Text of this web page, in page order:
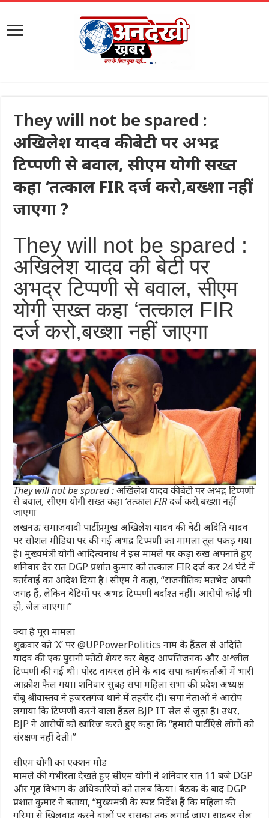
They will not be spared :
अखिलेश यादव की बेटी पर अभद्र
टिप्पणी से बवाल, सीएम योगी सख्त
कहा ‘तत्काल FIR दर्ज करो,बख्शा नहीं
जाएगा ?
They will not be spared :
अखिलेश यादव की बेटी पर
अभद्र टिप्पणी से बवाल, सीएम
योगी सख्त कहा ‘तत्काल FIR
दर्ज करो,बख्शा नहीं जाएगा
They will not be spared : अखिलेश यादव की बेटी पर अभद्र टिप्पणी
से बवाल, सीएम योगी सख्त कहा ‘तत्काल FIR दर्ज करो,बख्शा नहीं
जाएगा
लखनऊ समाजवादी पार्टी प्रमुख अखिलेश यादव की बेटी अदिति यादव
पर सोशल मीडिया पर की गई अभद्र टिप्पणी का मामला तूल पकड़ गया
है। मुख्यमंत्री योगी आदित्यनाथ ने इस मामले पर कड़ा रुख अपनाते हुए
शनिवार देर रात DGP प्रशांत कुमार को तत्काल FIR दर्ज कर 24 घंटे में
कार्रवाई का आदेश दिया है। सीएम ने कहा, “राजनीतिक मतभेद अपनी
जगह हैं, लेकिन बेटियों पर अभद्र टिप्पणी बर्दाश्त नहीं। आरोपी कोई भी
हो, जेल जाएगा।”
क्या है पूरा मामला
शुक्रवार को ‘X’ पर @UPPowerPolitics नाम के हैंडल से अदिति
यादव की एक पुरानी फोटो शेयर कर बेहद आपत्तिजनक और अश्लील
टिप्पणी की गई थी। पोस्ट वायरल होने के बाद सपा कार्यकर्ताओं में भारी
आक्रोश फैल गया। शनिवार सुबह सपा महिला सभा की प्रदेश अध्यक्ष
रीबू श्रीवास्तव ने हजरतगंज थाने में तहरीर दी। सपा नेताओं ने आरोप
लगाया कि टिप्पणी करने वाला हैंडल BJP IT सेल से जुड़ा है। उधर,
BJP ने आरोपों को खारिज करते हुए कहा कि “हमारी पार्टी ऐसे लोगों को
संरक्षण नहीं देती।”
सीएम योगी का एक्शन मोड
मामले की गंभीरता देखते हुए सीएम योगी ने शनिवार रात 11 बजे DGP
और गृह विभाग के अधिकारियों को तलब किया। बैठक के बाद DGP
प्रशांत कुमार ने बताया, “मुख्यमंत्री के स्पष्ट निर्देश हैं कि महिला की
गरिमा से खिलवाड़ करने वालों पर रासुका तक लगाई जाए। साइबर सेल